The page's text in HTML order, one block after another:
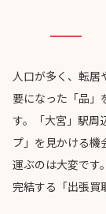
人口が多く、転居
要になった「品」
す。「大宮」駅周
プ」を見かける機
運ぶのは大変です
完結する「出張買